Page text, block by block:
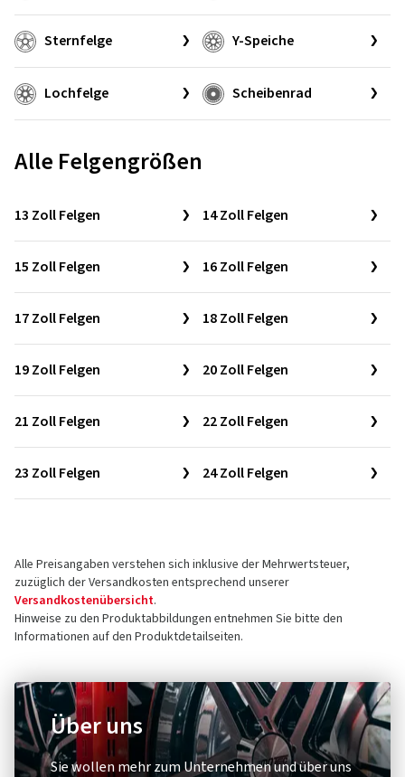
Sternfelge Y-Speiche
Lochfelge Scheibenrad
Alle Felgengrößen
13 Zoll Felgen 14 Zoll Felgen
15 Zoll Felgen 16 Zoll Felgen
17 Zoll Felgen 18 Zoll Felgen
19 Zoll Felgen 20 Zoll Felgen
21 Zoll Felgen 22 Zoll Felgen
23 Zoll Felgen 24 Zoll Felgen
Alle Preisangaben verstehen sich inklusive der Mehrwertsteuer,
zuzüglich der Versandkosten entsprechend unserer
Versandkostenübersicht.
Hinweise zu den Produktabbildungen entnehmen Sie bitte den
Informationen auf den Produktdetailseiten.
Über uns
Sie wollen mehr zum Unternehmen und über uns